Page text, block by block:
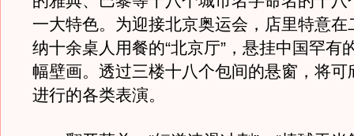
一大特色。为迎接北京奥运会，店里特意在
纳十余桌人用餐的“北京厅”，悬挂中国罕有
幅壁画。透过三楼十八个包间的悬窗，将可
进行的各类表演。